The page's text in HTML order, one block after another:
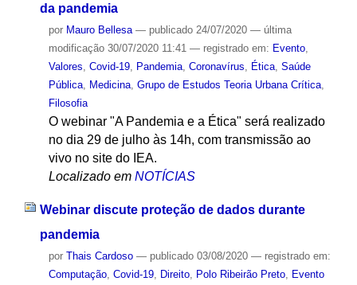
da pandemia
por Mauro Bellesa — publicado24/07/2020 — última
modificação30/07/2020 11:41 — registrado em: Evento,
Valores Covid-19, Pandemia, Coronavírus Ética, Saúde
Pública, Medicina, Grupo de Estudos Teoria Urbana Crítica,
Filosofia
O webinar "A Pandemia e a Ética" será realizado
no dia 29 de julho às 14h, com transmissão ao
vivo no site do IEA.
Localizado em NOTÍCIAS
Webinar discute proteção de dados durante
pandemia
por Thais Cardoso — publicado03/08/2020 — registrado em:
Computação, Covid-19, Direito, Polo Ribeirão Preto, Evento